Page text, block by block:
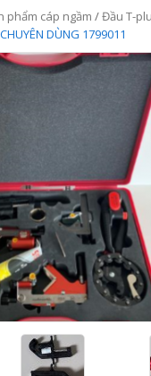
phẩm cáp ngầm /Đầu T-
DÙNG 1799011